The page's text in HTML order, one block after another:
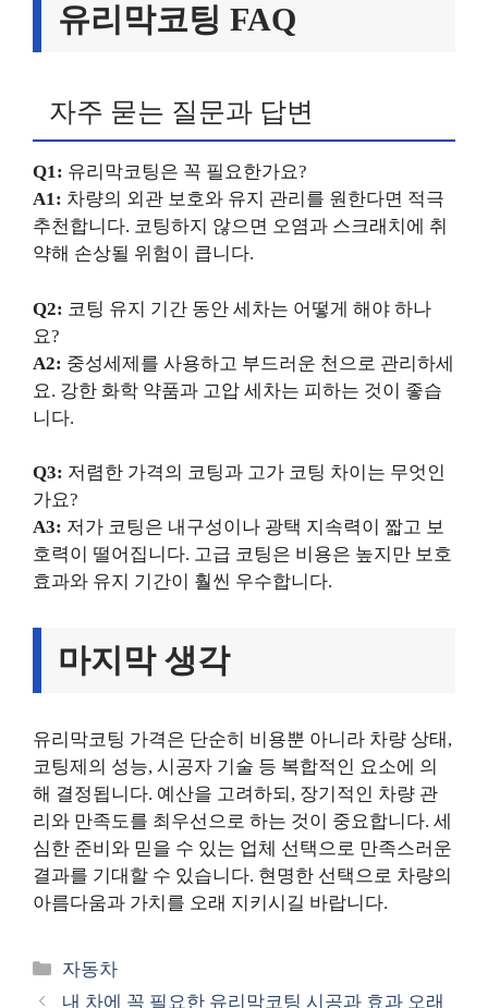
유리막코팅 FAQ
자주 묻는 질문과 답변
Q1: 유리막코팅은 꼭 필요한가요?
A1: 차량의 외관 보호와 유지 관리를 원한다면 적극
추천합니다. 코팅하지 않으면 오염과 스크래치에 취
약해 손상될 위험이 큽니다.
Q2: 코팅 유지 기간 동안 세차는 어떻게 해야 하나
요?
A2: 중성세제를 사용하고 부드러운 천으로 관리하세
요. 강한 화학 약품과 고압 세차는 피하는 것이 좋습
니다.
Q3: 저렴한 가격의 코팅과 고가 코팅 차이는 무엇인
가요?
A3: 저가 코팅은 내구성이나 광택 지속력이 짧고 보
호력이 떨어집니다. 고급 코팅은 비용은 높지만 보호
효과와 유지 기간이 훨씬 우수합니다.
마지막 생각
유리막코팅 가격은 단순히 비용뿐 아니라 차량 상태,
코팅제의 성능, 시공자 기술 등 복합적인 요소에 의
해 결정됩니다. 예산을 고려하되, 장기적인 차량 관
리와 만족도를 최우선으로 하는 것이 중요합니다. 세
심한 준비와 믿을 수 있는 업체 선택으로 만족스러운
결과를 기대할 수 있습니다. 현명한 선택으로 차량의
아름다움과 가치를 오래 지키시길 바랍니다.
카
테
자동차
내 차에 꼭 필요한 유리막코팅 시공과 효과 오래